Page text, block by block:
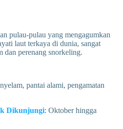
pulau-pulau yang mengagumkan
laut terkaya di dunia, sangat
dan perenang snorkeling.
pantai alami, pengamatan
Dikunjungi: Oktober hingga